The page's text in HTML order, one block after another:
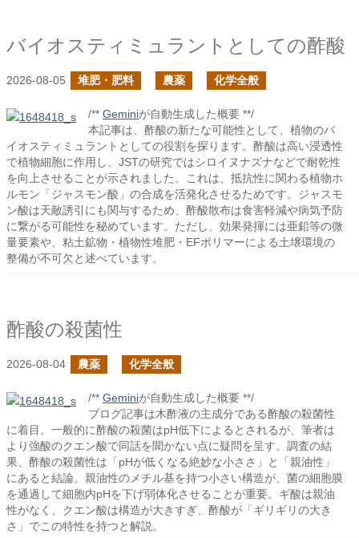
バイオスティミュラントとしての酢酸
2026-08-05 堆肥・肥料 農薬 化学全般
/** Geminiが自動生成した概要 **/
本記事は、酢酸の新たな可能性として、植物のバ
イオスティミュラントとしての役割を探ります。酢酸は高い浸透性
で植物細胞に作用し、JSTの研究ではシロイヌナズナなどで耐乾性
を向上させることが示されました。これは、抵抗性に関わる植物ホ
ルモン「ジャスモン酸」の合成を活発化させるためです。ジャスモ
ン酸は天敵誘引にも関与するため、酢酸散布は食害軽減や病気予防
に繋がる可能性を秘めています。ただし、効果発揮には亜鉛等の微
量要素や、粘土鉱物・植物性堆肥・EFポリマーによる土壌環境の
整備が不可欠と述べています。
酢酸の殺菌性
2026-08-04 農薬 化学全般
/** Geminiが自動生成した概要 **/
ブログ記事は木酢液の主成分である酢酸の殺菌性
に着目。一般的に酢酸の殺菌はpH低下によるとされるが、筆者は
より強酸のクエン酸で同話を聞かない点に疑問を呈す。調査の結
果、酢酸の殺菌性は「pHが低くなる絶妙な小ささ」と「親油性」
にあると結論。親油性のメチル基を持つ小さい構造が、菌の細胞膜
を通過して細胞内pHを下げ弱体化させることが重要。ギ酸は親油
性がなく、クエン酸は構造が大きすぎ、酢酸が「ギリギリの大き
さ」でこの特性を持つと解説。